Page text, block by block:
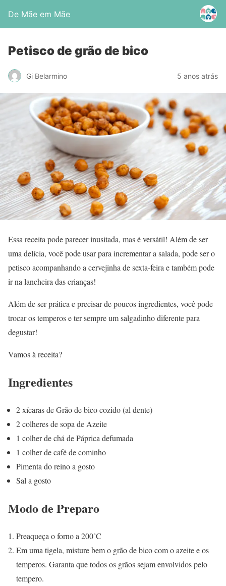
De Mãe em Mãe
Petisco de grão de bico
Gi Belarmino 5 anos atrás
Essa receita pode parecer inusitada, mas é versátil! Além de ser
uma delícia, você pode usar para incrementar a salada, pode ser o
petisco acompanhando a cervejinha de sexta-feira e também pode
ir na lancheira das crianças!
Além de ser prática e precisar de poucos ingredientes, você pode
trocar os temperos e ter sempre um salgadinho diferente para
degustar!
Vamos à receita?
Ingredientes
2 xícaras de Grão de bico cozido (al dente)
2 colheres de sopa de Azeite
1 colher de chá de Páprica defumada
1 colher de café de cominho
Pimenta do reino a gosto
Sal a gosto
Modo de Preparo
Preaqueça o forno a 200˚C
Em uma tigela, misture bem o grão de bico com o azeite e os
temperos. Garanta que todos os grãos sejam envolvidos pelo
tempero.